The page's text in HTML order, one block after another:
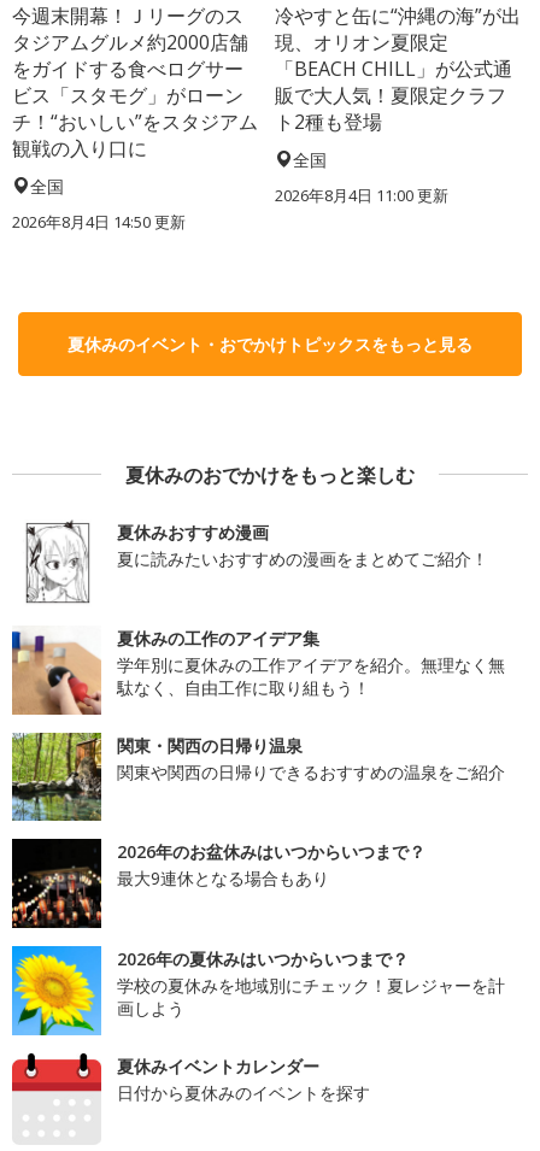
今週末開幕！Ｊリーグのス
タジアムグルメ約2000店舗
をガイドする食べログサー
ビス「スタモグ」がローン
チ！“おいしい”をスタジアム
観戦の入り口に
全国
2026年8月4日 14:50更新
冷やすと缶に“沖縄の海”が出
現、オリオン夏限定
「BEACH CHILL」が公式通
販で大人気！夏限定クラフ
ト2種も登場
全国
2026年8月4日 11:00更新
夏休みのイベント・おでかけトピックスをもっと見る
夏休みのおでかけをもっと楽しむ
夏休みおすすめ漫画
夏に読みたいおすすめの漫画をまとめてご紹介！
夏休みの工作のアイデア集
学年別に夏休みの工作アイデアを紹介。無理なく無
駄なく、自由工作に取り組もう！
関東・関西の日帰り温泉
関東や関西の日帰りできるおすすめの温泉をご紹介
2026年のお盆休みはいつからいつまで？
最大9連休となる場合もあり
2026年の夏休みはいつからいつまで？
学校の夏休みを地域別にチェック！夏レジャーを計
画しよう
夏休みイベントカレンダー
日付から夏休みのイベントを探す